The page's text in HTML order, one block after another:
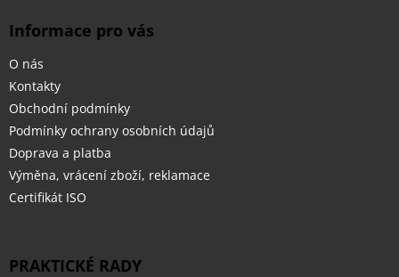
Informace pro vás
O nás
Kontakty
Obchodní podmínky
Podmínky ochrany osobních údajů
Doprava a platba
Výměna, vrácení zboží, reklamace
Certifikát ISO
PRAKTICKÉ RADY